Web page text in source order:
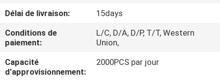
QUALITÉ
PLAN
DU
SITE
Délai de livraison:
15days
Conditions de
paiement:
L/C, D/A, D/P, T/T, Western
Union,
Capacité
d'approvisionnement:
2000PCS par jour